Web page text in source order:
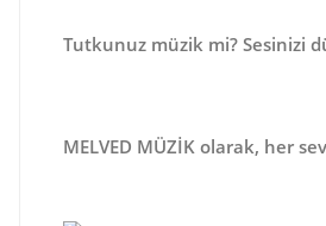
Tutkunuz müzik mi? Sesinizi
MELVED MÜZİK olarak, her